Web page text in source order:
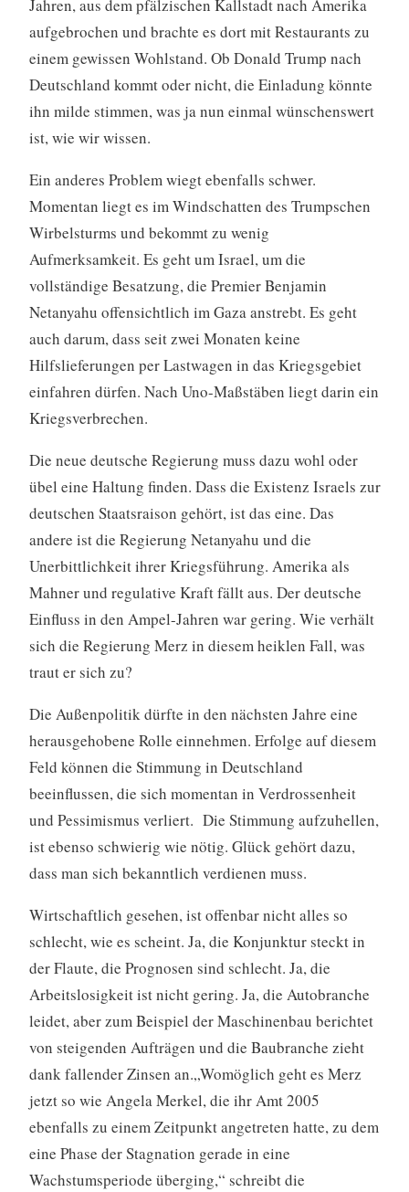
Jahren, aus dem pfälzischen Kallstadt nach Amerika
aufgebrochen und brachte es dort mit Restaurants zu
einem gewissen Wohlstand. Ob Donald Trump nach
Deutschland kommt oder nicht, die Einladung könnte
ihn milde stimmen, was ja nun einmal wünschenswert
ist, wie wir wissen.
Ein anderes Problem wiegt ebenfalls schwer.
Momentan liegt es im Windschatten des Trumpschen
Wirbelsturms und bekommt zu wenig
Aufmerksamkeit. Es geht um Israel, um die
vollständige Besatzung, die Premier Benjamin
Netanyahu offensichtlich im Gaza anstrebt. Es geht
auch darum, dass seit zwei Monaten keine
Hilfslieferungen per Lastwagen in das Kriegsgebiet
einfahren dürfen. Nach Uno-Maßstäben liegt darin ein
Kriegsverbrechen.
Die neue deutsche Regierung muss dazu wohl oder
übel eine Haltung finden. Dass die Existenz Israels zur
deutschen Staatsraison gehört, ist das eine. Das
andere ist die Regierung Netanyahu und die
Unerbittlichkeit ihrer Kriegsführung. Amerika als
Mahner und regulative Kraft fällt aus. Der deutsche
Einfluss in den Ampel-Jahren war gering. Wie verhält
sich die Regierung Merz in diesem heiklen Fall, was
traut er sich zu?
Die Außenpolitik dürfte in den nächsten Jahre eine
herausgehobene Rolle einnehmen. Erfolge auf diesem
Feld können die Stimmung in Deutschland
beeinflussen, die sich momentan in Verdrossenheit
und Pessimismus verliert. Die Stimmung aufzuhellen,
ist ebenso schwierig wie nötig. Glück gehört dazu,
dass man sich bekanntlich verdienen muss.
Wirtschaftlich gesehen, ist offenbar nicht alles so
schlecht, wie es scheint. Ja, die Konjunktur steckt in
der Flaute, die Prognosen sind schlecht. Ja, die
Arbeitslosigkeit ist nicht gering. Ja, die Autobranche
leidet, aber zum Beispiel der Maschinenbau berichtet
von steigenden Aufträgen und die Baubranche zieht
dank fallender Zinsen an.„Womöglich geht es Merz
jetzt so wie Angela Merkel, die ihr Amt 2005
ebenfalls zu einem Zeitpunkt angetreten hatte, zu dem
eine Phase der Stagnation gerade in eine
Wachstumsperiode überging,“ schreibt die